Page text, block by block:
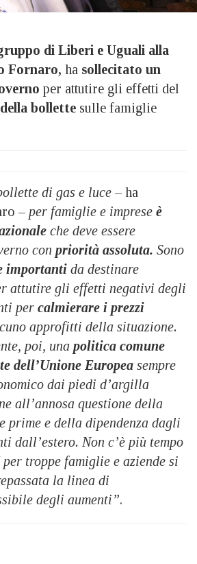
di Liberi e Uguali alla
Fornaro, ha sollecitato un
per attutire gli effetti del
bollette sulle famiglie
di gas e luce – ha
– per famiglie e imprese è
che deve essere
con priorità assoluta. Sono
importanti da destinare
attutire gli effetti negativi degli
per calmierare i prezzi
approfitti della situazione.
poi, una politica comune
dell’Unione Europea sempre
dai piedi d’argilla
all’annosa questione della
prime e della dipendenza dagli
dall’estero. Non c’è più tempo
per troppe famiglie e aziende si
la linea di
degli aumenti”.